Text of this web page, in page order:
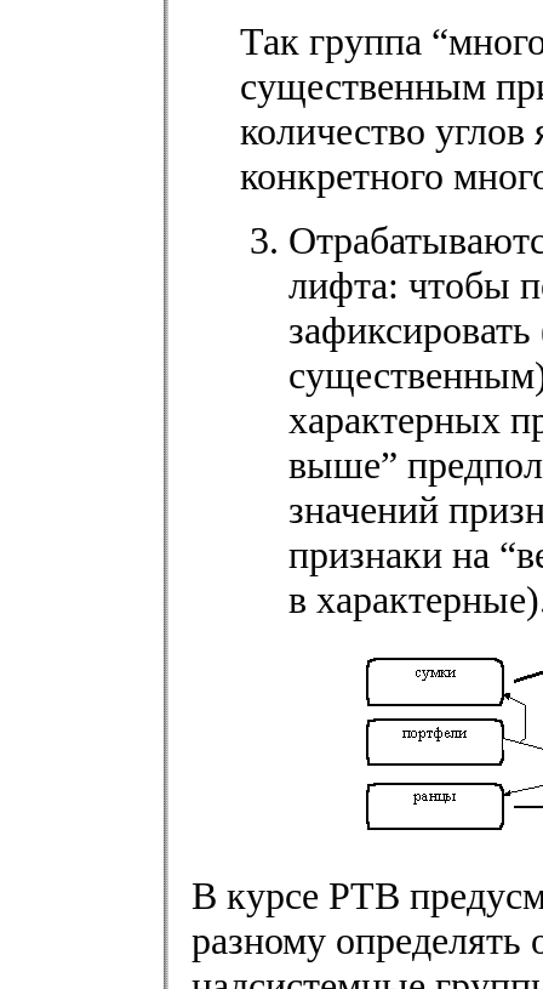
Так группа
существенным
количество
конкретного
лифта: чтобы
характерных
выше”
значений
признаки на
в
В курсе РТВ
разному определять